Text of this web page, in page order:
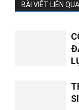
BÀI VIẾT LIÊN